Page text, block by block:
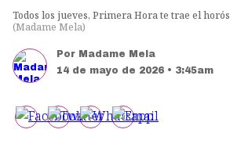
Todos los jueves, Primera Hora te trae el
(Madame Mela)
Por Madame Mela
14 de mayo de 2026 • 3:45am